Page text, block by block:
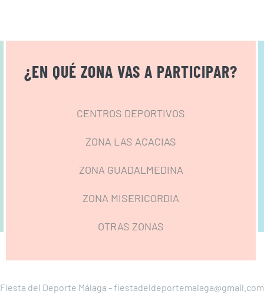
¿EN QUÉ ZONA VAS A PARTICIPAR?
CENTROS DEPORTIVOS
ZONA LAS ACACIAS
ZONA GUADALMEDINA
ZONA MISERICORDIA
OTRAS ZONAS
Fiesta del Deporte Málaga - fiestadeldeportemalaga@gmail.com